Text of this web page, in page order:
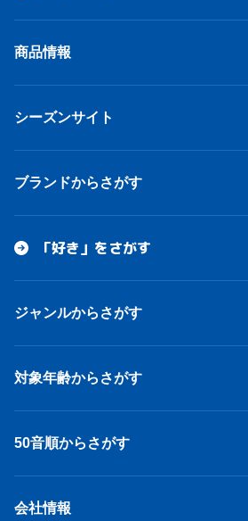
商品情報
シーズンサイト
ブランドからさがす
「好き」をさがす
ジャンルからさがす
対象年齢からさがす
50音順からさがす
会社情報